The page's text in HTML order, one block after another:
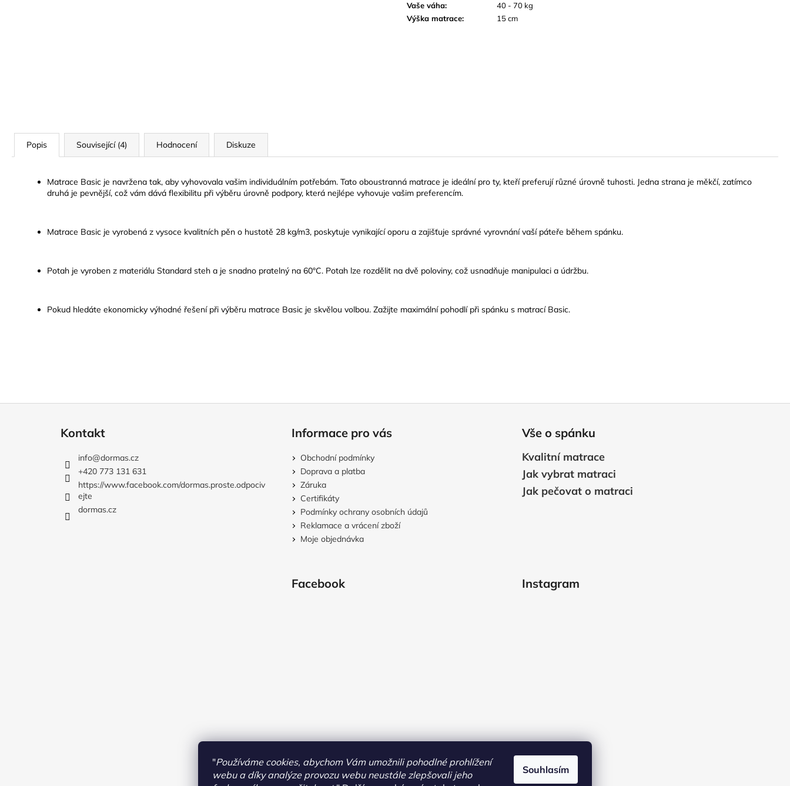
"Používáme cookies, abychom Vám umožnili pohodlné prohlížení
webu a díky analýze provozu webu neustále zlepšovali jeho
Souhlasím
Vaše váha:
40 - 70 kg
Výška matrace: 15 cm
Popis Související (4) Hodnocení Diskuze
Matrace Basic je navržena tak, aby vyhovovala vašim individuálním potřebám. Tato oboustranná matrace je ideální pro ty, kteří preferují různé úrovně tuhosti. Jedna strana je měkčí, zatímco
druhá je pevnější, což vám dává flexibilitu při výběru úrovně podpory, která nejlépe vyhovuje vašim preferencím.
Matrace Basic je vyrobená z vysoce kvalitních pěn o hustotě 28 kg/m3, poskytuje vynikající oporu a zajišťuje správné vyrovnání vaší páteře během spánku.
Potah je vyroben z materiálu Standard steh a je snadno pratelný na 60°C. Potah lze rozdělit na dvě poloviny, což usnadňuje manipulaci a údržbu.
Pokud hledáte ekonomicky výhodné řešení při výběru matrace Basic je skvělou volbou. Zažijte maximální pohodlí při spánku s matrací Basic.
Kontakt
info@dormas.cz
+420 773 131 631
https://www.facebook.com/dormas.proste.odpociv
ejte
dormas.cz
Informace pro vás
Obchodní podmínky
Doprava a platba
Záruka
Certifikáty
Podmínky ochrany osobních údajů
Reklamace a vrácení zboží
Moje objednávka
Vše o spánku
Kvalitní matrace
Jak vybrat matraci
Jak pečovat o matraci
Facebook Instagram